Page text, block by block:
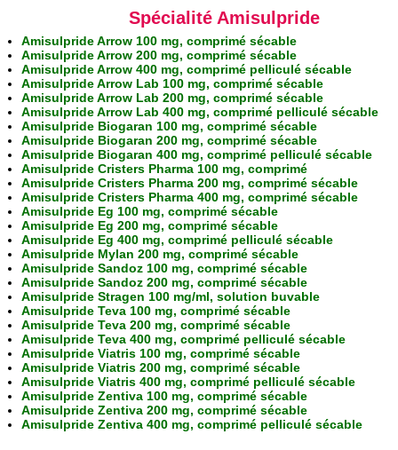
Spécialité Amisulpride
Amisulpride Arrow 100 mg, comprimé sécable
Amisulpride Arrow 200 mg, comprimé sécable
Amisulpride Arrow 400 mg, comprimé pelliculé sécable
Amisulpride Arrow Lab 100 mg, comprimé sécable
Amisulpride Arrow Lab 200 mg, comprimé sécable
Amisulpride Arrow Lab 400 mg, comprimé pelliculé sécable
Amisulpride Biogaran 100 mg, comprimé sécable
Amisulpride Biogaran 200 mg, comprimé sécable
Amisulpride Biogaran 400 mg, comprimé pelliculé sécable
Amisulpride Cristers Pharma 100 mg, comprimé
Amisulpride Cristers Pharma 200 mg, comprimé sécable
Amisulpride Cristers Pharma 400 mg, comprimé sécable
Amisulpride Eg 100 mg, comprimé sécable
Amisulpride Eg 200 mg, comprimé sécable
Amisulpride Eg 400 mg, comprimé pelliculé sécable
Amisulpride Mylan 200 mg, comprimé sécable
Amisulpride Sandoz 100 mg, comprimé sécable
Amisulpride Sandoz 200 mg, comprimé sécable
Amisulpride Stragen 100 mg/ml, solution buvable
Amisulpride Teva 100 mg, comprimé sécable
Amisulpride Teva 200 mg, comprimé sécable
Amisulpride Teva 400 mg, comprimé pelliculé sécable
Amisulpride Viatris 100 mg, comprimé sécable
Amisulpride Viatris 200 mg, comprimé sécable
Amisulpride Viatris 400 mg, comprimé pelliculé sécable
Amisulpride Zentiva 100 mg, comprimé sécable
Amisulpride Zentiva 200 mg, comprimé sécable
Amisulpride Zentiva 400 mg, comprimé pelliculé sécable